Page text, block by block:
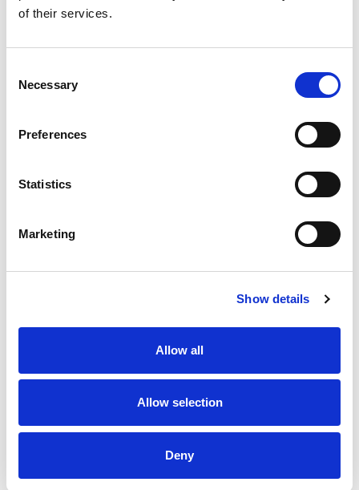
of their services.
Selection
Necessary
Preferences
Statistics
Marketing
Show details
Allow all
Allow selection
Deny
PERSONEELSOPLOSSINGEN
ONZESUCCESVERHALEN,